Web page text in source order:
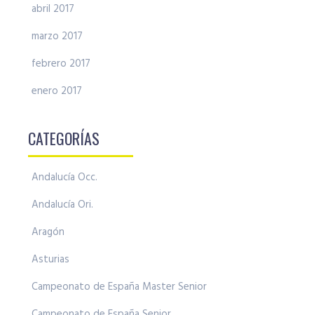
abril 2017
marzo 2017
febrero 2017
enero 2017
CATEGORÍAS
Andalucía Occ.
Andalucía Ori.
Aragón
Asturias
Campeonato de España Master Senior